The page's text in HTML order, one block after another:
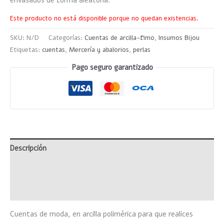
Este producto no está disponible porque no quedan existencias.
SKU: N/D Categorías: Cuentas de arcilla-fimo, Insumos Bijou
Etiquetas: cuentas, Mercería y abalorios, perlas
Pago seguro garantizado
Descripción
Cuentas de moda, en arcilla polimérica para que realices